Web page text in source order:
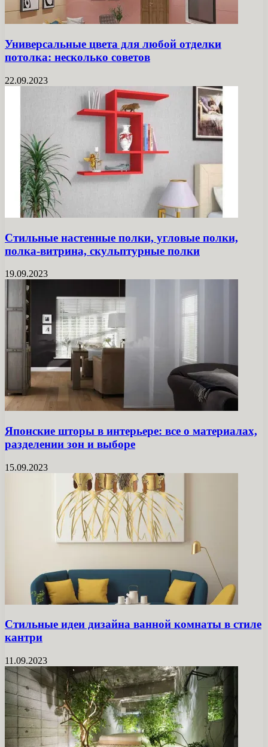
Универсальные цвета для любой отделки
потолка: несколько советов
22.09.2023
Стильные настенные полки, угловые полки,
полка-витрина, скульптурные полки
19.09.2023
Японские шторы в интерьере: все о материалах,
разделении зон и выборе
15.09.2023
Стильные идеи дизайна ванной комнаты в стиле
кантри
11.09.2023